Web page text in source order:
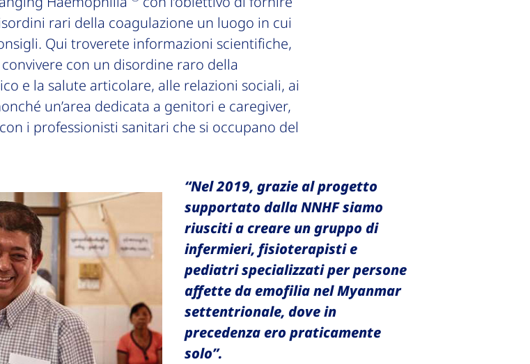
rari della coagulazione un luogo in cui
Qui troverete informazioni scientifiche,
con un disordine raro della
e la salute articolare, alle relazioni sociali, ai
un’area dedicata a genitori e caregiver,
i professionisti sanitari che si occupano del
“Nel 2019, grazie al progetto
supportato dalla NNHF siamo
riusciti a creare un gruppo di
infermieri, fisioterapisti e
pediatri specializzati per persone
affette da emofilia nel Myanmar
settentrionale, dove in
precedenza ero praticamente
solo”.